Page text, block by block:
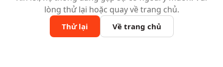
lòng thử lại hoặc quay về trang chủ.
Thử lại Về trang chủ